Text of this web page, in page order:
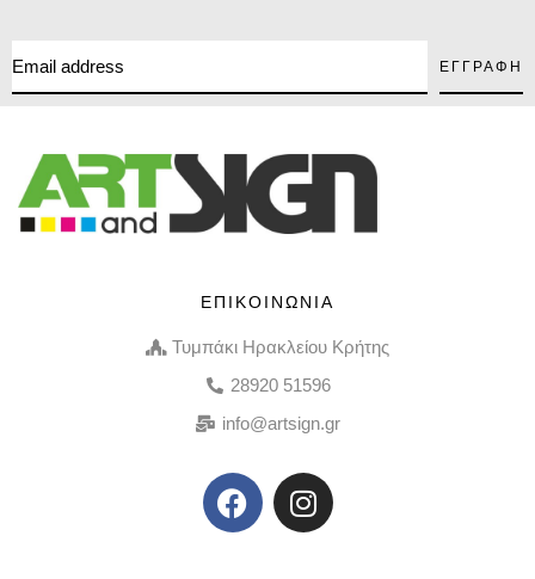
ΕΠΙΚΟΙΝΩΝΙΑ
Τυμπάκι Ηρακλείου Κρήτης
28920 51596
info@artsign.gr